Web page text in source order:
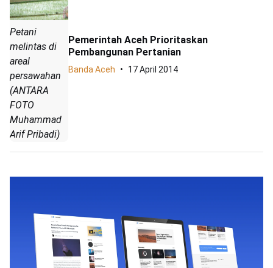
Petani
melintas di
areal
persawahan
(ANTARA
FOTO
Muhammad
Arif Pribadi)
Pemerintah Aceh Prioritaskan
Pembangunan Pertanian
Banda Aceh 17 April 2014